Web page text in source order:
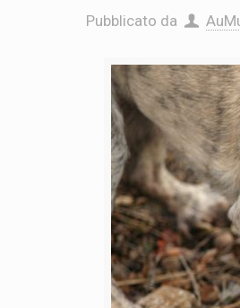
Pubblicato da